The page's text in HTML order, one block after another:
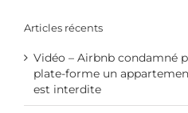
Articles récents
Vidéo – Airbnb condamné
plate-forme un
est interdite